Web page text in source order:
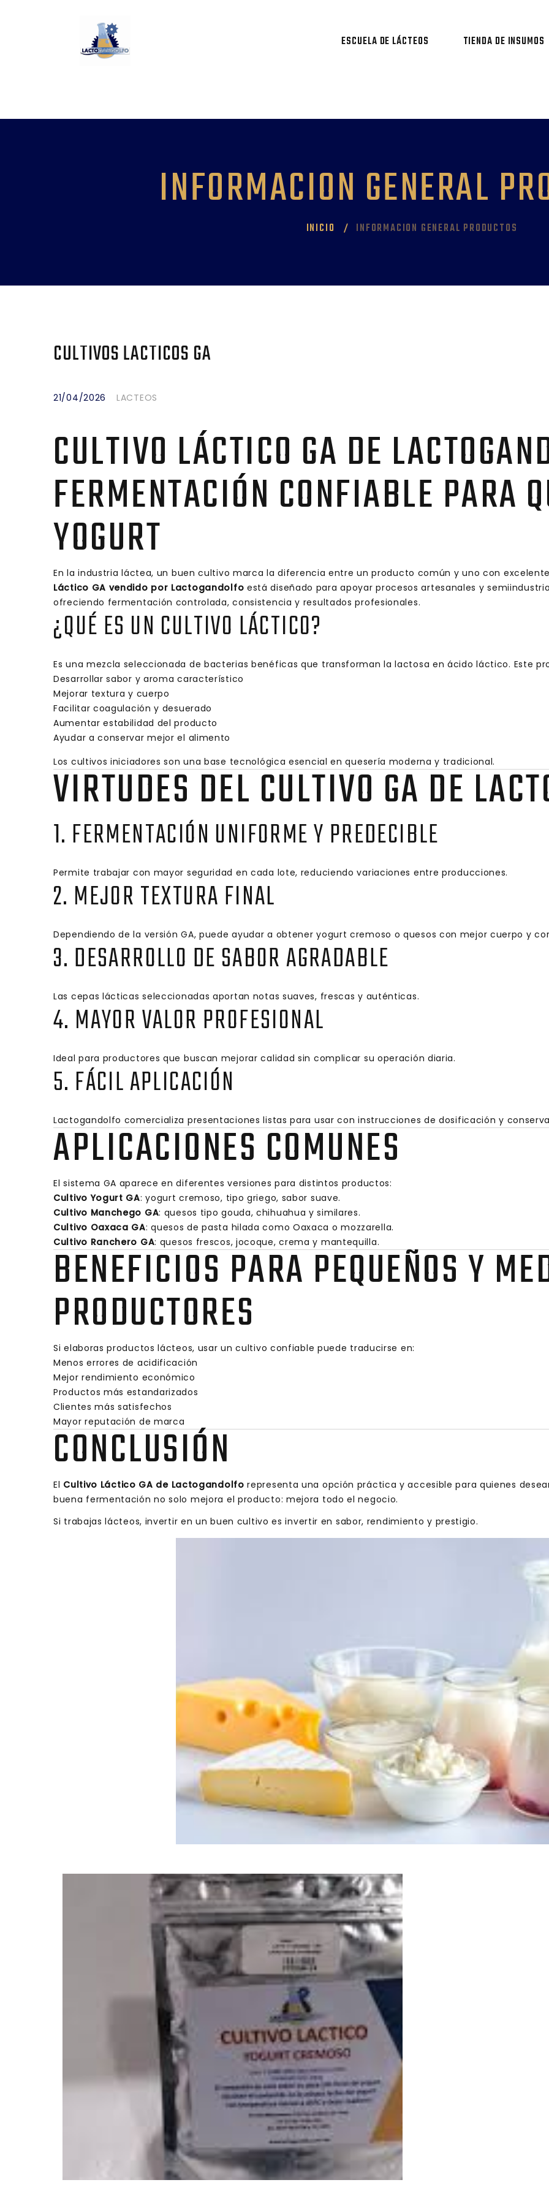
ESCUELA DE LÁCTEOS TIENDA DE INSUMOS
INFORMACION GENERAL
INICIO INFORMACION GENERAL PRODUCTOS
CULTIVOS LACTICOS GA
21/04/2026 LACTEOS
CULTIVO LÁCTICO GA DE
FERMENTACIÓN CONFIABLE PARA
YOGURT
En la industria láctea, un buen cultivo marca la diferencia entre un producto común y uno con
Láctico GA vendido por Lactogandolfo está diseñado para apoyar procesos artesanales y
ofreciendo fermentación controlada, consistencia y resultados profesionales.
¿QUÉ ES UN CULTIVO LÁCTICO?
Es una mezcla seleccionada de bacterias benéficas que transforman la lactosa en ácido láctico. Este
Desarrollar sabor y aroma característico
Mejorar textura y cuerpo
Facilitar coagulación y desuerado
Aumentar estabilidad del producto
Ayudar a conservar mejor el alimento
Los cultivos iniciadores son una base tecnológica esencial en quesería moderna y tradicional.
VIRTUDES DEL CULTIVO GA DE
1. FERMENTACIÓN UNIFORME Y PREDECIBLE
Permite trabajar con mayor seguridad en cada lote, reduciendo variaciones entre producciones.
2. MEJOR TEXTURA FINAL
Dependiendo de la versión GA, puede ayudar a obtener yogurt cremoso o quesos con mejor cuerpo y
3. DESARROLLO DE SABOR AGRADABLE
Las cepas lácticas seleccionadas aportan notas suaves, frescas y auténticas.
4. MAYOR VALOR PROFESIONAL
Ideal para productores que buscan mejorar calidad sin complicar su operación diaria.
5. FÁCIL APLICACIÓN
Lactogandolfo comercializa presentaciones listas para usar con instrucciones de dosificación y
APLICACIONES COMUNES
El sistema GA aparece en diferentes versiones para distintos productos:
Cultivo Yogurt GA: yogurt cremoso, tipo griego, sabor suave.
Cultivo Manchego GA: quesos tipo gouda, chihuahua y similares.
Cultivo Oaxaca GA: quesos de pasta hilada como Oaxaca o mozzarella.
Cultivo Ranchero GA: quesos frescos, jocoque, crema y mantequilla.
BENEFICIOS PARA PEQUEÑOS Y
PRODUCTORES
Si elaboras productos lácteos, usar un cultivo confiable puede traducirse en:
Menos errores de acidificación
Mejor rendimiento económico
Productos más estandarizados
Clientes más satisfechos
Mayor reputación de marca
CONCLUSIÓN
El Cultivo Láctico GA de Lactogandolfo representa una opción práctica y accesible para quienes
buena fermentación no solo mejora el producto: mejora todo el negocio.
Si trabajas lácteos, invertir en un buen cultivo es invertir en sabor, rendimiento y prestigio.